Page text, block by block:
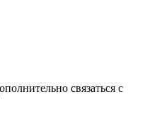
связаться с